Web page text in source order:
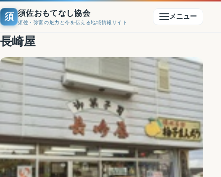
須 須佐おもてなし協会
須佐・弥富の魅力と今を伝える地域情報サイト
メニュー
長崎屋